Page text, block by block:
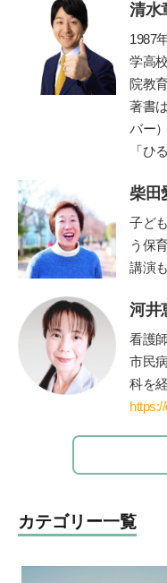
清水
1987
学高
院教
代に
化祭
に現
で「
ーを
おり
バイ
著書
バー
「ひ
朝日
オで
夕方5
」の
柴田
子ど
う保
講演
ども
店）
ども
けに
み相
対談
び」
河井
看護
市民
科を
関わ
学・
実さ
界に
ライ
を運
カテゴリー一覧